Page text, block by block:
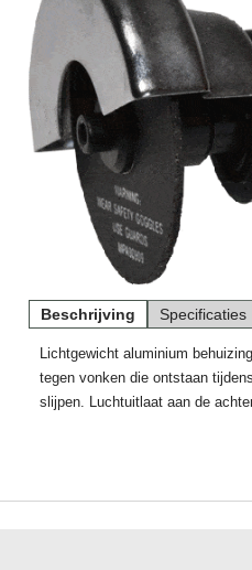
Beschrijving Specificaties
Lichtgewicht aluminium
tegen vonken die ontstaan
slijpen. Luchtuitlaat aan de